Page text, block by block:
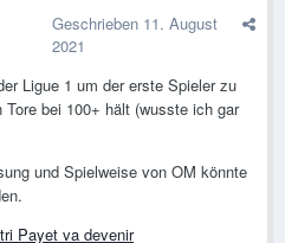
Geschrieben 11. August
2021
Ligue 1 um der erste Spieler zu
bei 100+ hält (wusste ich gar
und Spielweise von OM könnte